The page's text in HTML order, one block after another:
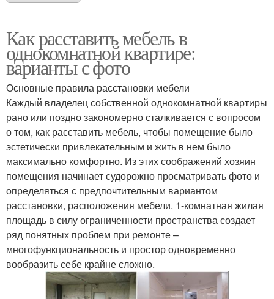
Как расставить мебель в
однокомнатной квартире:
варианты с фото
Основные правила расстановки мебели
Каждый владелец собственной однокомнатной квартиры
рано или поздно закономерно сталкивается с вопросом
о том, как расставить мебель, чтобы помещение было
эстетически привлекательным и жить в нем было
максимально комфортно. Из этих соображений хозяин
помещения начинает судорожно просматривать фото и
определяться с предпочтительным вариантом
расстановки, расположения мебели. 1-комнатная жилая
площадь в силу ограниченности пространства создает
ряд понятных проблем при ремонте –
многофункциональность и простор одновременно
вообразить себе крайне сложно.